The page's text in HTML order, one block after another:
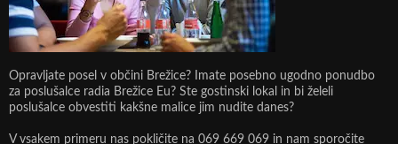
Opravljate posel v občini Brežice? Imate posebno ugodno ponudbo
za poslušalce radia Brežice Eu? Ste gostinski lokal in bi želeli
poslušalce obvestiti kakšne malice jim nudite danes?
V vsakem primeru nas pokličite na 069 669 069 in nam sporočite